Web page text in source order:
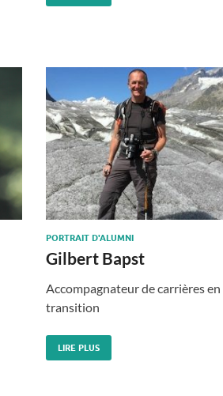
PORTRAIT D'ALUMNI
Gilbert Bapst
Accompagnateur de carrières en
transition
LIRE PLUS